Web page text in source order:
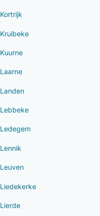
Kortrijk
Kruibeke
Kuurne
Laarne
Landen
Lebbeke
Ledegem
Lennik
Leuven
Liedekerke
Lierde